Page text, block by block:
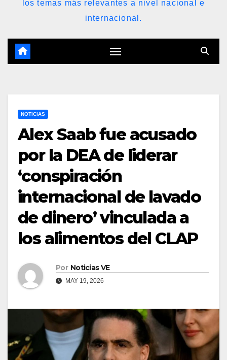
los temas más relevantes a nivel nacional e
internacional.
NOTICIAS
Alex Saab fue acusado
por la DEA de liderar
‘conspiración
internacional de lavado
de dinero’ vinculada a
los alimentos del CLAP
Por Noticias VE
MAY 19, 2026